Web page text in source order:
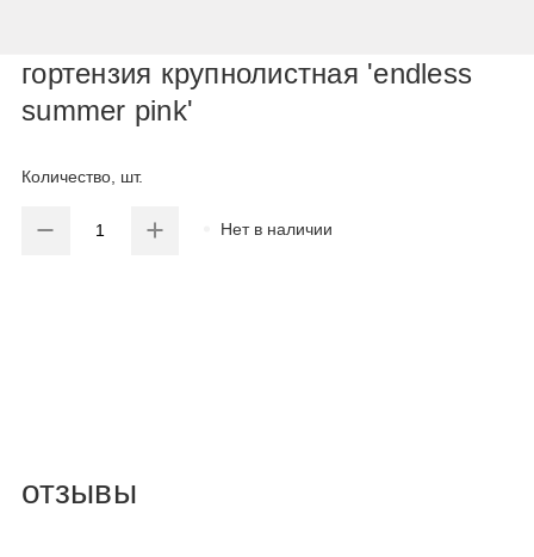
гортензия крупнолистная 'endless
summer pink'
Количество, шт.
Нет в наличии
отзывы